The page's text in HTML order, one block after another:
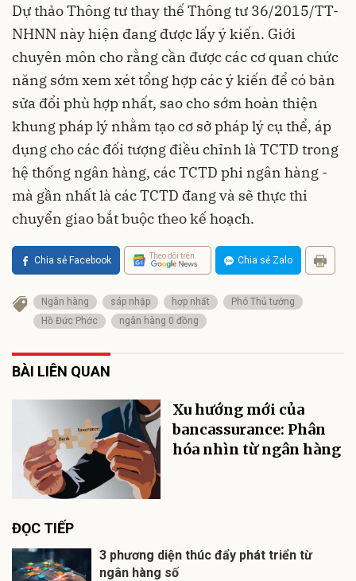
Dự thảo Thông tư thay thế Thông tư 36/2015/TT-
NHNN này hiện đang được lấy ý kiến. Giới
chuyên môn cho rằng cần được các cơ quan chức
năng sớm xem xét tổng hợp các ý kiến để có bản
sửa đổi phù hợp nhất, sao cho sớm hoàn thiện
khung pháp lý nhằm tạo cơ sở pháp lý cụ thể, áp
dụng cho các đối tượng điều chỉnh là TCTD trong
hệ thống ngân hàng, các TCTD phi ngân hàng -
mà gần nhất là các TCTD đang và sẽ thực thi
chuyển giao bắt buộc theo kế hoạch.
Chia sẻ Facebook Theo dõi trên Chia sẻ Zalo
Ngân hàng sáp nhập hợp nhất
Phó Thủ tướng
Hồ Đức Phớc
ngân hàng 0 đồng
BÀI LIÊN QUAN
Xu hướng mới của
bancassurance: Phân
hóa nhìn từ ngân hàng
ĐỌC TIẾP
3 phương diện thúc đẩy phát triển từ
ngân hàng số